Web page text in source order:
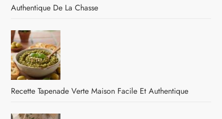
Authentique De La Chasse
Recette Tapenade Verte Maison Facile Et Authentique